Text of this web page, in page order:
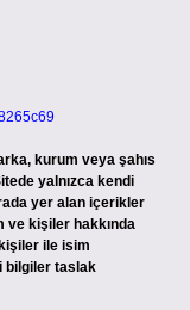
kurum veya şahıs
yalnızca kendi
yer alan içerikler
ve kişiler hakkında
ile isim
bilgiler taslak